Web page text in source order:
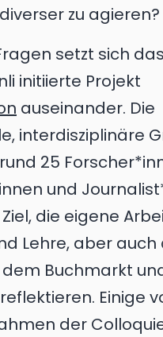
zu agieren?
setzt sich
initiierte Projekt
auseinander. Die
interdisziplinäre
25
und
die eigene
Lehre, aber auch
Buchmarkt
Einige
der